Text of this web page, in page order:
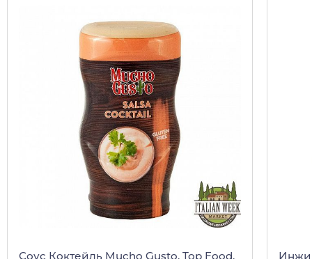
Соус Коктейль Mucho Gusto, Top Food,